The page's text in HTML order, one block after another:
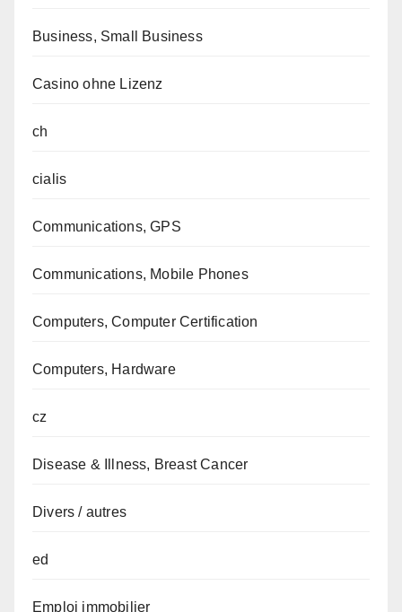
Business, Small Business
Casino ohne Lizenz
ch
cialis
Communications, GPS
Communications, Mobile Phones
Computers, Computer Certification
Computers, Hardware
cz
Disease & Illness, Breast Cancer
Divers / autres
ed
Emploi immobilier